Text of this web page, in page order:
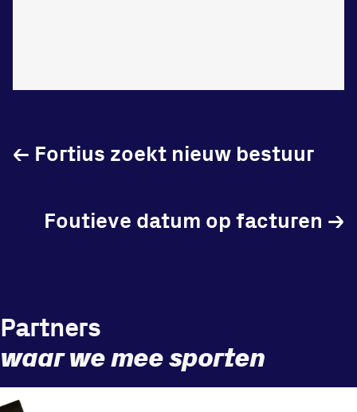
Fortius zoekt nieuw bestuur
←
Foutieve datum op facturen →
Partners
waar we mee sporten